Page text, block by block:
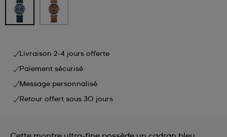
Livraison 2-4 jours offerte
Paiement sécurisé
Message personnalisé
Retour offert sous 30 jours